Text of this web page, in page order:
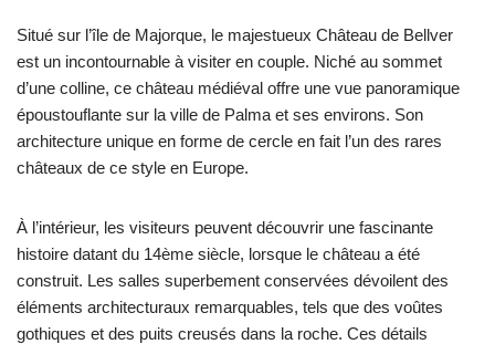
Situé sur l’île de Majorque, le majestueux Château de Bellver
est un incontournable à visiter en couple. Niché au sommet
d’une colline, ce château médiéval offre une vue panoramique
époustouflante sur la ville de Palma et ses environs. Son
architecture unique en forme de cercle en fait l’un des rares
châteaux de ce style en Europe.
À l’intérieur, les visiteurs peuvent découvrir une fascinante
histoire datant du 14ème siècle, lorsque le château a été
construit. Les salles superbement conservées dévoilent des
éléments architecturaux remarquables, tels que des voûtes
gothiques et des puits creusés dans la roche. Ces détails